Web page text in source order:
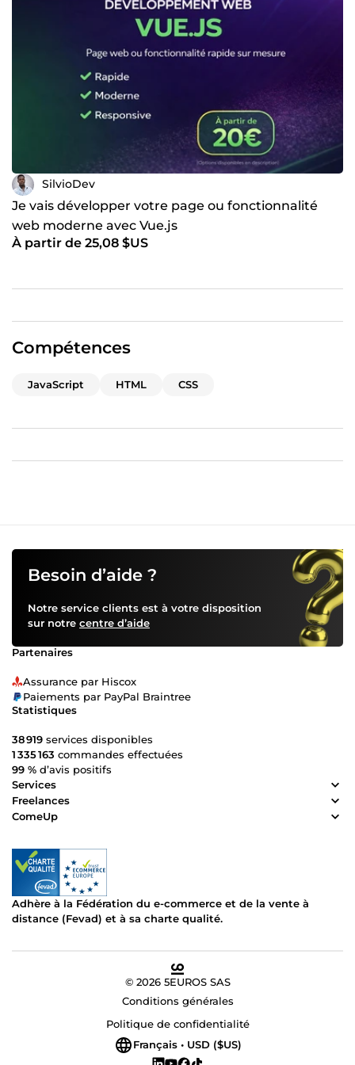
Intégration HTML / CSS / JavaScript
📂 Des exemples de projets réels sont disponibles dans
mon portfolio (applications web, dashboards, systèmes
🤝 Mon objectif est simple : vous livrer une application
fiable, efficace et prête à évoluer.
📩 Contactez-moi dès maintenant pour discuter de votre
projet et passer à l’action.
SilvioDev
Je vais développer votre page ou fonctionnalité
web moderne avec Vue.js
À partir de 25,08 $US
Compétences
JavaScript HTML CSS
Besoin d’aide ?
Notre service clients est à votre disposition
sur notre centre d’aide
Partenaires
Assurance par Hiscox
Paiements par PayPal Braintree
Statistiques
38 919 services disponibles
1 335 163 commandes effectuées
99 % d’avis positifs
Services
Freelances
ComeUp
Adhère à la Fédération du e-commerce et de la vente à
distance (Fevad) et à sa charte qualité.
© 2026 5EUROS SAS
Conditions générales
Politique de confidentialité
Français • USD ($US)